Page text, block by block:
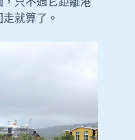
就算了。